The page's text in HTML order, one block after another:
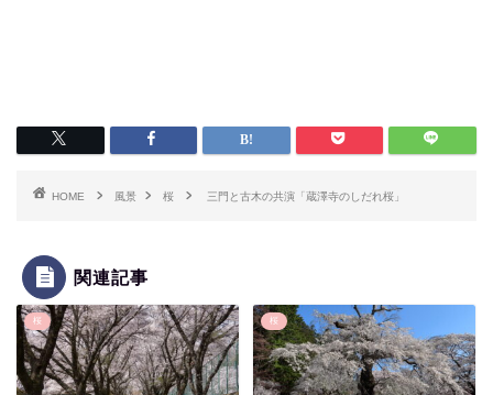
HOME 風景 桜 三門と古木の共演「蔵澤寺のしだれ桜」
関連記事
桜 桜